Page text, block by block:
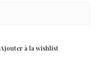
Ajouter à la wishlist